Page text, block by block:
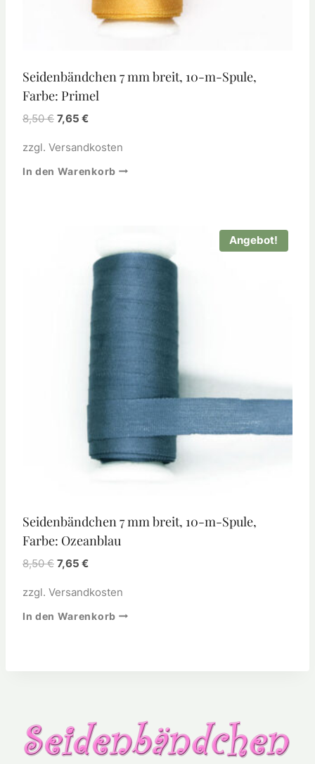
Seidenbändchen 7 mm breit, 10-m-Spule,
Farbe: Primel
8,50€ 7,65 €
zzgl. Versandkosten
In den Warenkorb
Angebot!
Seidenbändchen 7 mm breit, 10-m-Spule,
Farbe: Ozeanblau
8,50€ 7,65 €
zzgl. Versandkosten
In den Warenkorb